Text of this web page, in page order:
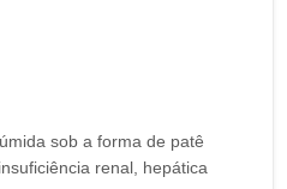
sob a forma de patê
renal, hepática